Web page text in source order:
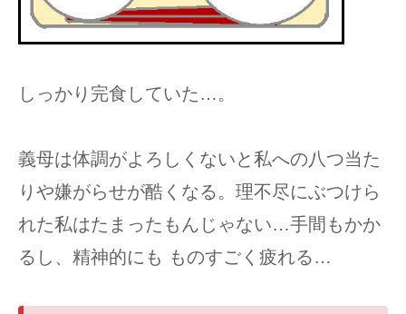
しっかり完食していた…。
義母は体調がよろしくないと私への八つ当た
りや嫌がらせが酷くなる。理不尽にぶつけら
れた私はたまったもんじゃない…手間もかか
るし、精神的にも ものすごく疲れる…